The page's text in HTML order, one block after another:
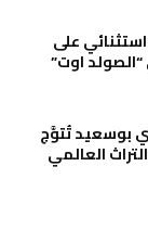
على
اوت”
بوسعيد تُتوَّج
العالمي